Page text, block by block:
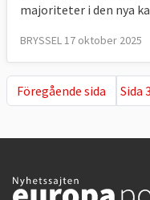
majoriteter i den nya
BRYSSEL 17 oktober 2025
Föregående sida
Föregående sida